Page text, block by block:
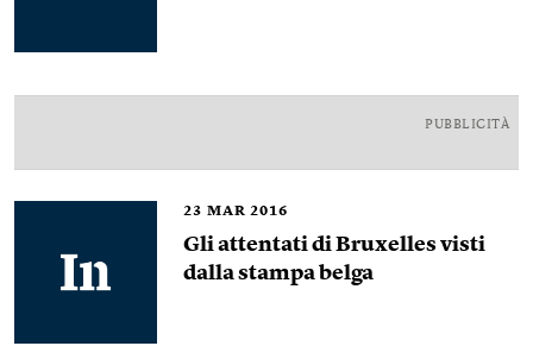
PUBBLICITÀ
23 MAR 2016
Gli attentati di Bruxelles visti
dalla stampa belga